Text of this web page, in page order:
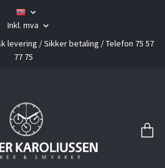
Inkl. mva
levering / Sikker betaling / Telefon 75 57
77 75